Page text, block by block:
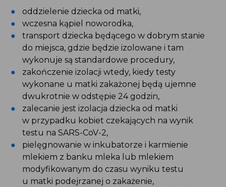
procedury takie jak:
oddzielenie dziecka od matki,
wczesna kąpiel noworodka,
transport dziecka będącego w dobrym stanie
do miejsca, gdzie będzie izolowane i tam
wykonuje są standardowe procedury,
zakończenie izolacji wtedy, kiedy testy
wykonane u matki zakażonej będą ujemne
dwukrotnie w odstępie 24 godzin,
zalecanie jest izolacja dziecka od matki
w przypadku kobiet czekających na wynik
testu na SARS-CoV-2,
pielęgnowanie w inkubatorze i karmienie
mlekiem z banku mleka lub mlekiem
modyfikowanym do czasu wyniku testu